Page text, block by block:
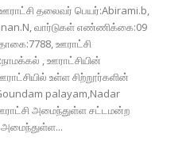
தலைவர் பெயர்:Abirami.b,
வார்டுகள் எண்ணிக்கை:09
ஊராட்சி
, ஊராட்சியின்
உள்ள சிற்றூர்களின்
palayam,Nadar
அமைந்துள்ள சட்டமன்ற
அமைந்துள்ள...